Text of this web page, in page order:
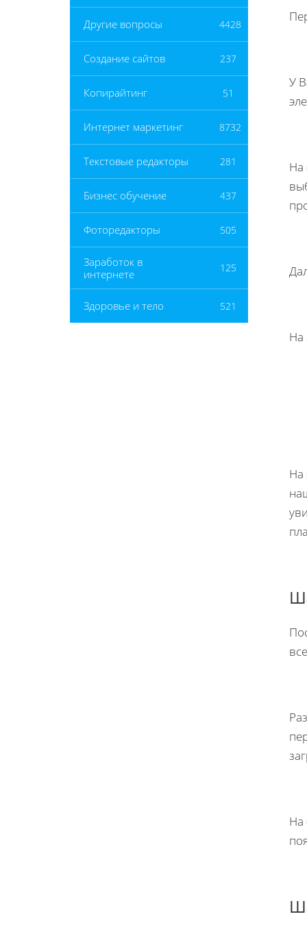
Другие вопросы 4428
Создание сайтов 237
Копирайтинг 51
Интернет маркетинг 8732
Текстовые редакторы 281
Бизнес обучение 437
Фоторедакторы 505
Заработок в
интернете
125
Здоровье и тело 521
У
На
На
На
На